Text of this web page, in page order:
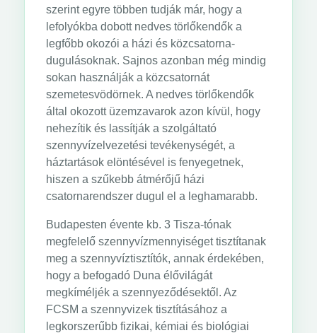
szerint egyre többen tudják már, hogy a
lefolyókba dobott nedves törlőkendők a
legfőbb okozói a házi és közcsatorna-
dugulásoknak. Sajnos azonban még mindig
sokan használják a közcsatornát
szemetesvödörnek. A nedves törlőkendők
által okozott üzemzavarok azon kívül, hogy
nehezítik és lassítják a szolgáltató
szennyvízelvezetési tevékenységét, a
háztartások elöntésével is fenyegetnek,
hiszen a szűkebb átmérőjű házi
csatornarendszer dugul el a leghamarabb.
Budapesten évente kb. 3 Tisza-tónak
megfelelő szennyvízmennyiséget tisztítanak
meg a szennyvíztisztítók, annak érdekében,
hogy a befogadó Duna élővilágát
megkíméljék a szennyeződésektől. Az
FCSM a szennyvizek tisztításához a
legkorszerűbb fizikai, kémiai és biológiai